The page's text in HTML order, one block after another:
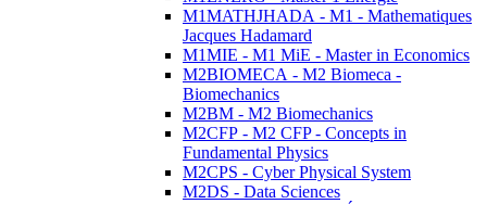
M1MATHJHADA - M1 - Mathematiques
Jacques Hadamard
M1MIE - M1 MiE - Master in Economics
M2BIOMECA - M2 Biomeca -
Biomechanics
M2BM - M2 Biomechanics
M2CFP - M2 CFP - Concepts in
Fundamental Physics
M2CPS - Cyber Physical System
M2DS - Data Sciences